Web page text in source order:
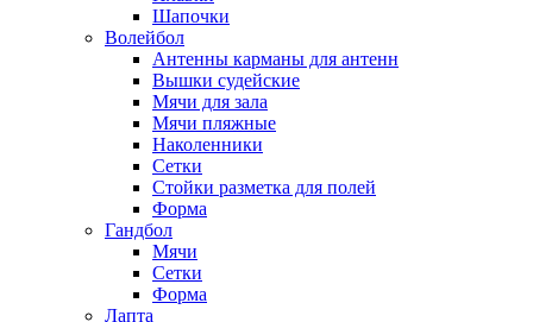
Шапочки
Волейбол
Антенны карманы для антенн
Вышки судейские
Мячи для зала
Мячи пляжные
Наколенники
Сетки
Стойки разметка для полей
Форма
Гандбол
Мячи
Сетки
Форма
Лапта